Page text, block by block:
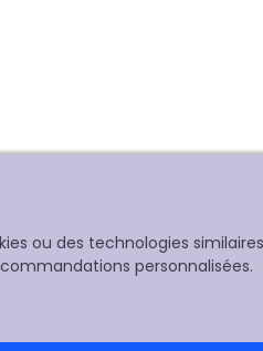
ou des technologies
personnalisées.